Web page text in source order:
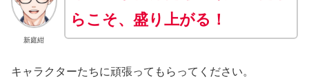
新庭紺
らこそ、盛り上がる！
キャラクターたちに頑張ってもらってください。